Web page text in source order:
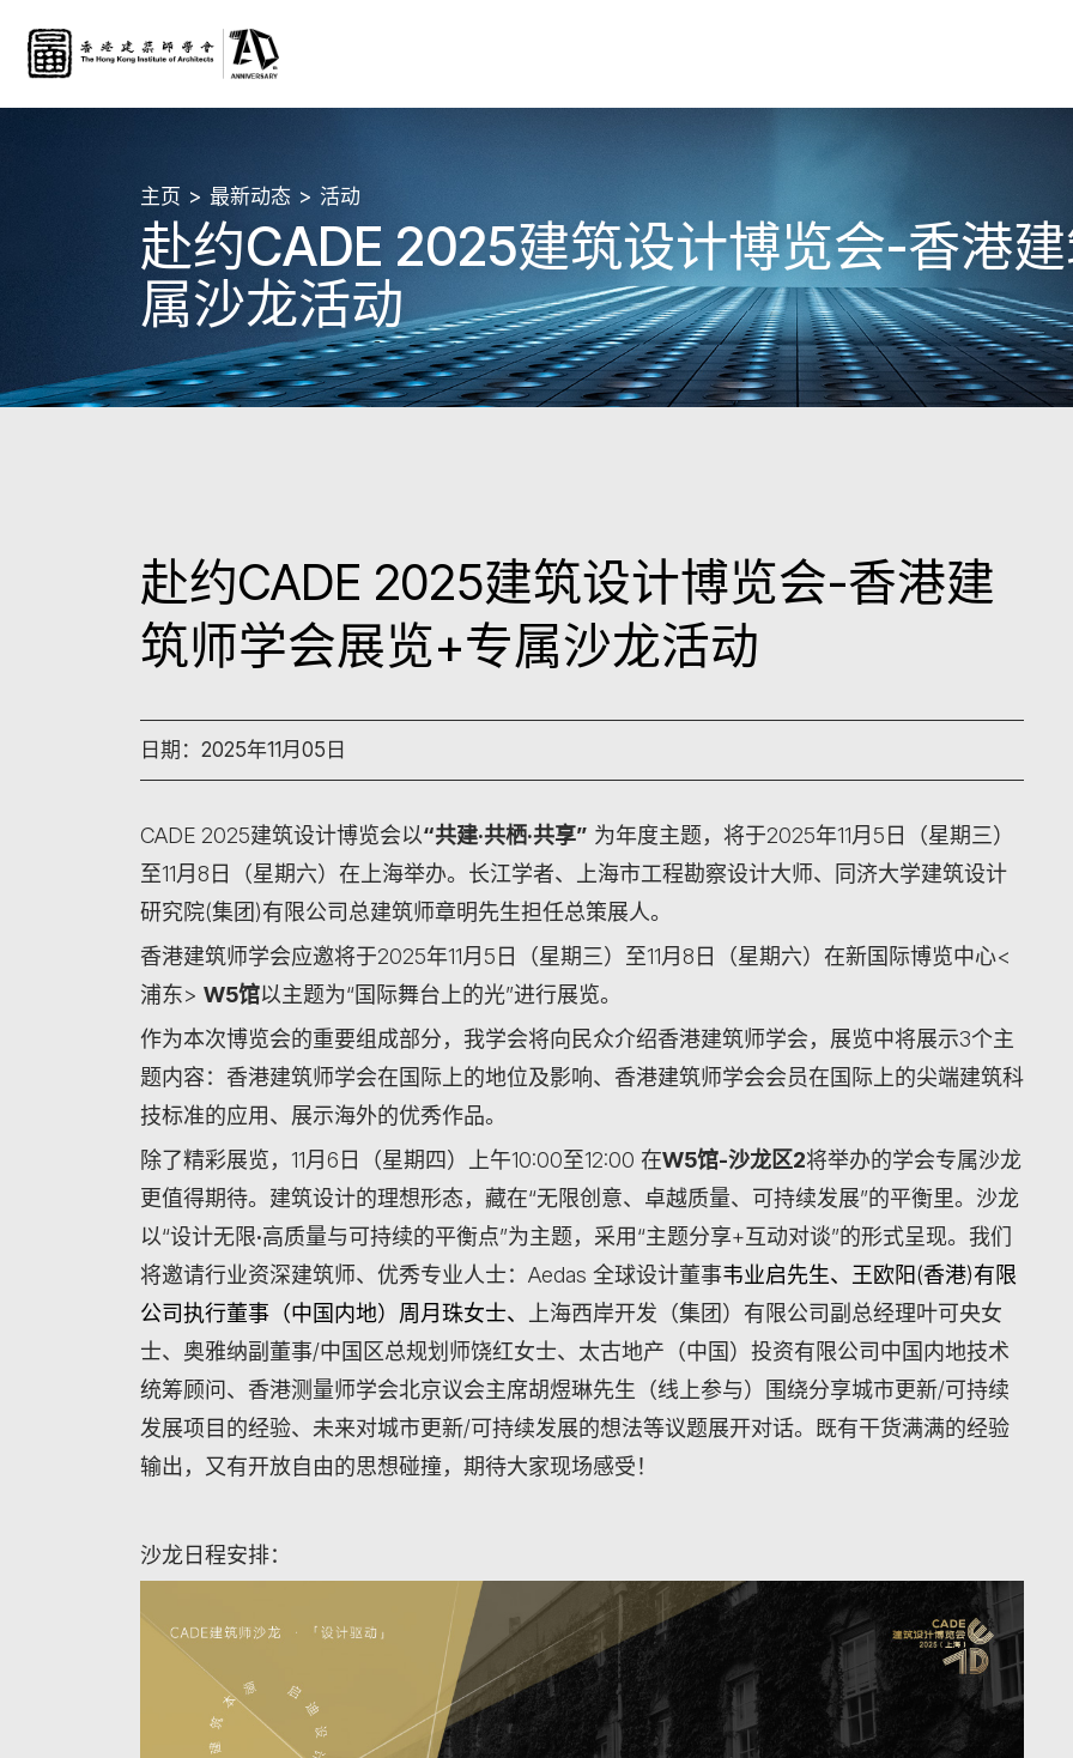
主页 最新动态 活动
赴约CADE 2025建筑设计博览会-香港
属沙龙活动
赴约CADE 2025建筑设计博览会-香港建
筑师学会展览+专属沙龙活动
日期：2025年11月05日
CADE 2025建筑设计博览会以“共建·共栖·共享” 为年度主题，将于2025年11月5日（星期三）
至11月8日（星期六）在上海举办。长江学者、上海市工程勘察设计大师、同济大学建筑设计
研究院(集团)有限公司总建筑师章明先生担任总策展人。
香港建筑师学会应邀将于2025年11月5日（星期三）至11月8日（星期六）在新国际博览中心<
浦东> W5馆以主题为“国际舞台上的光”进行展览。
作为本次博览会的重要组成部分，我学会将向民众介绍香港建筑师学会，展览中将展示3个主
题内容：香港建筑师学会在国际上的地位及影响、香港建筑师学会会员在国际上的尖端建筑科
技标准的应用、展示海外的优秀作品。
除了精彩展览，11月6日（星期四）上午10:00至12:00 在W5馆-沙龙区2将举办的学会专属沙龙
更值得期待。建筑设计的理想形态，藏在“无限创意、卓越质量、可持续发展”的平衡里。沙龙
以“设计无限·高质量与可持续的平衡点”为主题，采用“主题分享+互动对谈”的形式呈现。我们
将邀请行业资深建筑师、优秀专业人士：Aedas 全球设计董事韦业启先生、王欧阳(香港)有限
公司执行董事（中国内地）周月珠女士、
上海西岸开发（集团）有限公司副总经理叶可央女
士、奥雅纳副董事/中国区总规划师饶红女士、太古地产（中国）投资有限公司中国内地技术
统筹顾问、香港测量师学会北京议会主席胡煜琳先生（线上参与）围绕分享城市更新/可持续
发展项目的经验、未来对城市更新/可持续发展的想法等议题展开对话。既有干货满满的经验
输出，又有开放自由的思想碰撞，期待大家现场感受！
沙龙日程安排：